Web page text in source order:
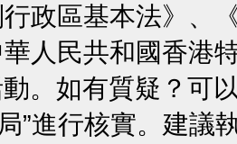
政區基本法》、
人民共和國香港
。如有質疑？可
”進行核實。建議